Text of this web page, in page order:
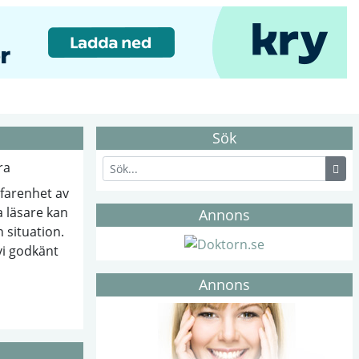
av
läsare kan
situation.
godkänt
Sök
Annons
Annons